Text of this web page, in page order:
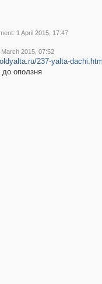
1 April 2015, 17:47
March 2015, 07:52
237-yalta-
до оползня